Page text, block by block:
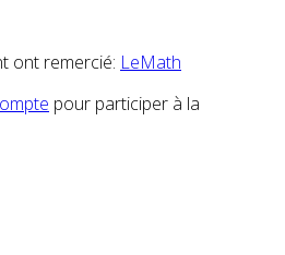
ont remercié: LeMath
pour participer à la